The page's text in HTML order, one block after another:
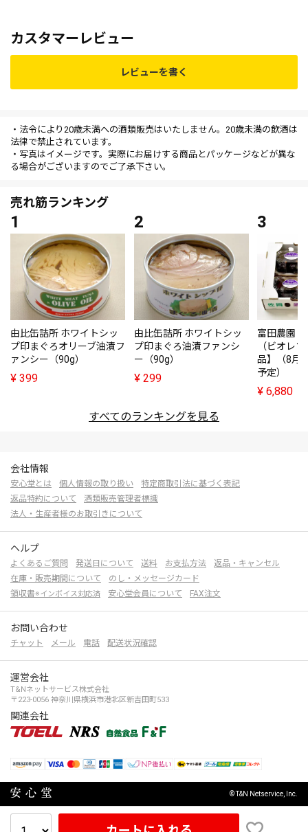
カスタマーレビュー
レビューを書く
・法令により20歳未満への酒類販売はいたしません。20歳未満の飲酒は
法律で禁止されています。
・写真はイメージです。実際にお届けする商品とパッケージなどが異な
る場合がございますのでご了承下さい。
売れ筋ランキング
由比缶詰所 ホワイトシッ
プ印まぐろオリーブ油漬フ
ァンシー（90g）
¥ 399
由比缶詰所 ホワイトシッ
プ印まぐろ油漬ファンシ
ー（90g）
¥ 299
富田農園
（ビオレ
品】（8月
予定）
¥ 6,880
すべてのランキングを見る
会社情報
安心堂とは 個人情報の取り扱い
特定商取引法に基づく表記
返品特約について
酒類販売管理者標識
法人・生産者様のお取引きについて
ヘルプ
よくあるご質問 発送日について 送料 お支払方法
返品・キャンセル
在庫・販売期間について
のし・メッセージカード
領収書※インボイス対応済 安心堂会員について FAX注文
お問い合わせ
チャット メール 電話 配送状況確認
運営会社
T&Nネットサービス株式会社
〒223-0056 神奈川県横浜市港北区新吉田町533
関連会社
© T&N Netservice, Inc.